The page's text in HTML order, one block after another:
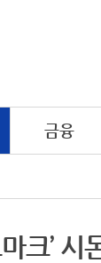
금융
크’ 시